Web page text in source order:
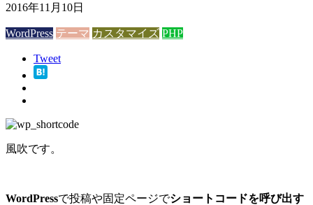
2016年11月10日
WordPress テーマ カスタマイズ PHP
Tweet
風吹です。
WordPressで投稿や固定ページでショートコードを呼び出す